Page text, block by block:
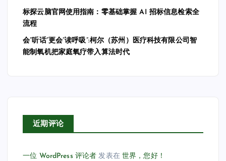
标探云脑官网使用指南：零基础掌握 AI 招标信息检索全
流程
会”听话”更会”读呼吸”:柯尔（苏州）医疗科技有限公司智
能制氧机把家庭氧疗带入算法时代
近期评论
一位 WordPress 评论者 发表在世界，您好！